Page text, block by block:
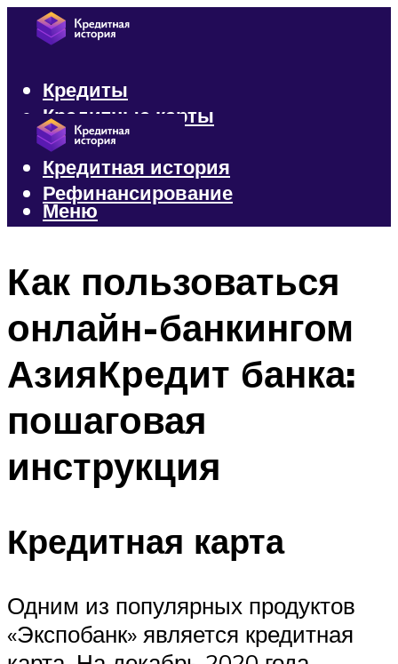
Кредиты
Кредитные карты
Микрозаймы
Кредитная история
Рефинансирование
Меню
Как пользоваться
онлайн-банкингом
АзияКредит банка:
пошаговая
инструкция
Кредитная карта
Одним из популярных продуктов
«Экспобанк» является кредитная